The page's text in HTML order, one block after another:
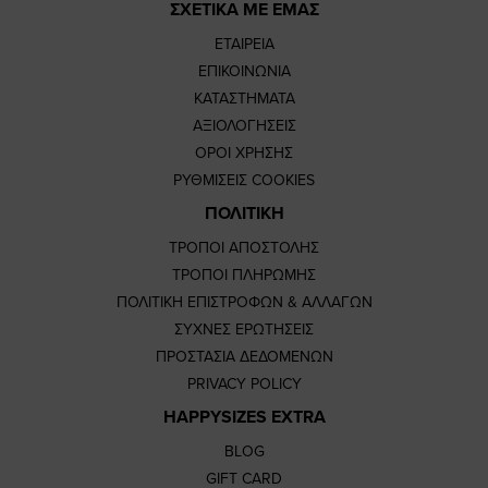
ΣΧΕΤΙΚΑ ΜΕ ΕΜΑΣ
ΕΤΑΙΡΕΙΑ
ΕΠΙΚΟΙΝΩΝΙΑ
ΚΑΤΑΣΤΗΜΑΤΑ
ΑΞΙΟΛΟΓΗΣΕΙΣ
ΟΡΟΙ ΧΡΗΣΗΣ
ΡΥΘΜΙΣΕΙΣ COOKIES
ΠΟΛΙΤΙΚΗ
ΤΡΟΠΟΙ ΑΠΟΣΤΟΛΗΣ
ΤΡΟΠΟΙ ΠΛΗΡΩΜΗΣ
ΠΟΛΙΤΙΚΗ ΕΠΙΣΤΡΟΦΩΝ & ΑΛΛΑΓΩΝ
ΣΥΧΝΕΣ ΕΡΩΤΗΣΕΙΣ
ΠΡΟΣΤΑΣΙΑ ΔΕΔΟΜΕΝΩΝ
PRIVACY POLICY
HAPPYSIZES EXTRA
BLOG
GIFT CARD